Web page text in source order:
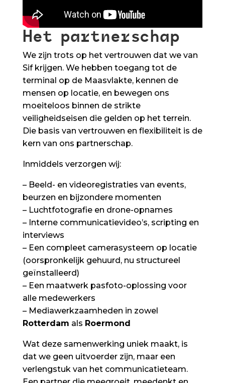
Het partnerschap
We zijn trots op het vertrouwen dat we van
Sif krijgen. We hebben toegang tot de
terminal op de Maasvlakte, kennen de
mensen op locatie, en bewegen ons
moeiteloos binnen de strikte
veiligheidseisen die gelden op het terrein.
Die basis van vertrouwen en flexibiliteit is de
kern van ons partnerschap.
Inmiddels verzorgen wij:
– Beeld- en videoregistraties van events,
beurzen en bijzondere momenten
– Luchtfotografie en drone-opnames
– Interne communicatievideo’s, scripting en
interviews
– Een compleet camerasysteem op locatie
(oorspronkelijk gehuurd, nu structureel
geïnstalleerd)
– Een maatwerk pasfoto-oplossing voor
alle medewerkers
– Mediawerkzaamheden in zowel
Rotterdam als Roermond
Wat deze samenwerking uniek maakt, is
dat we geen uitvoerder zijn, maar een
verlengstuk van het communicatieteam.